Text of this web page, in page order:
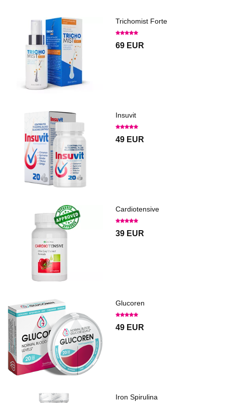
Trichomist Forte
69 EUR
Insuvit
49 EUR
Cardiotensive
39 EUR
Glucoren
49 EUR
Iron Spirulina